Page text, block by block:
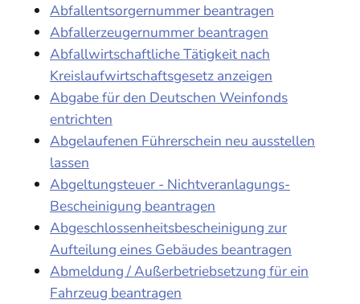
Abfallentsorgernummer beantragen
Abfallerzeugernummer beantragen
Abfallwirtschaftliche Tätigkeit nach
Kreislaufwirtschaftsgesetz anzeigen
Abgabe für den Deutschen Weinfonds
entrichten
Abgelaufenen Führerschein neu ausstellen
lassen
Abgeltungsteuer - Nichtveranlagungs-
Bescheinigung beantragen
Abgeschlossenheitsbescheinigung zur
Aufteilung eines Gebäudes beantragen
Abmeldung / Außerbetriebsetzung für ein
Fahrzeug beantragen